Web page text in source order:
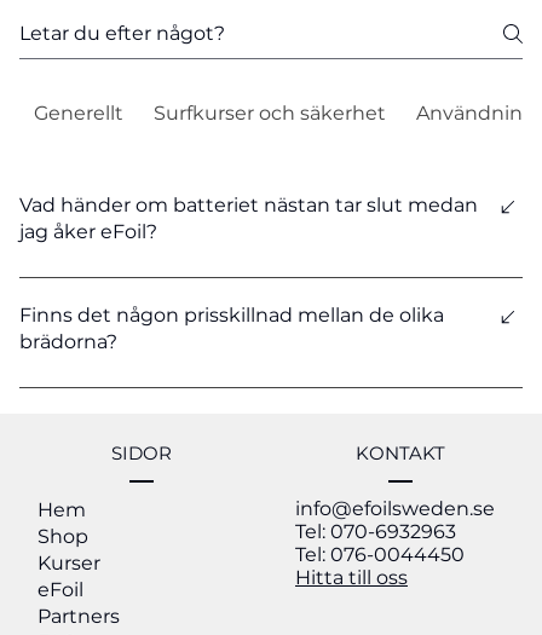
SIDOR
Hem
Shop
Kurser
eFoil
Partners
KONTAKT
info@efoilsweden.se
Tel: 070-6932963
Tel: 076-0044450
Hitta till oss
Generellt Surfkurser och säkerhet Användning
Vad händer om batteriet nästan tar slut medan
jag åker eFoil?
Batteriet sänker effekten för att hjälpa dig säkert ta
dig tillbaka till land.
Finns det någon prisskillnad mellan de olika
brädorna?
Ja, priset skiljer sig beroende på vad du väljer för
shop eller kontakta oss på info@efoilsweden.se.